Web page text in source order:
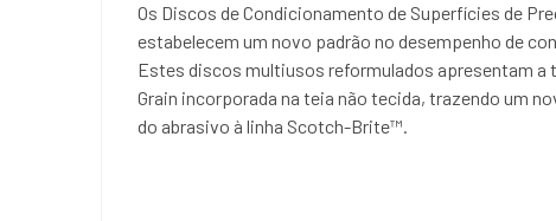
Os Discos de Condicionamento de Superfícies de
estabelecem um novo padrão no desempenho de
Estes discos multiusos reformulados apresentam a
Grain incorporada na teia não tecida, trazendo um
do abrasivo à linha Scotch-Brite™.